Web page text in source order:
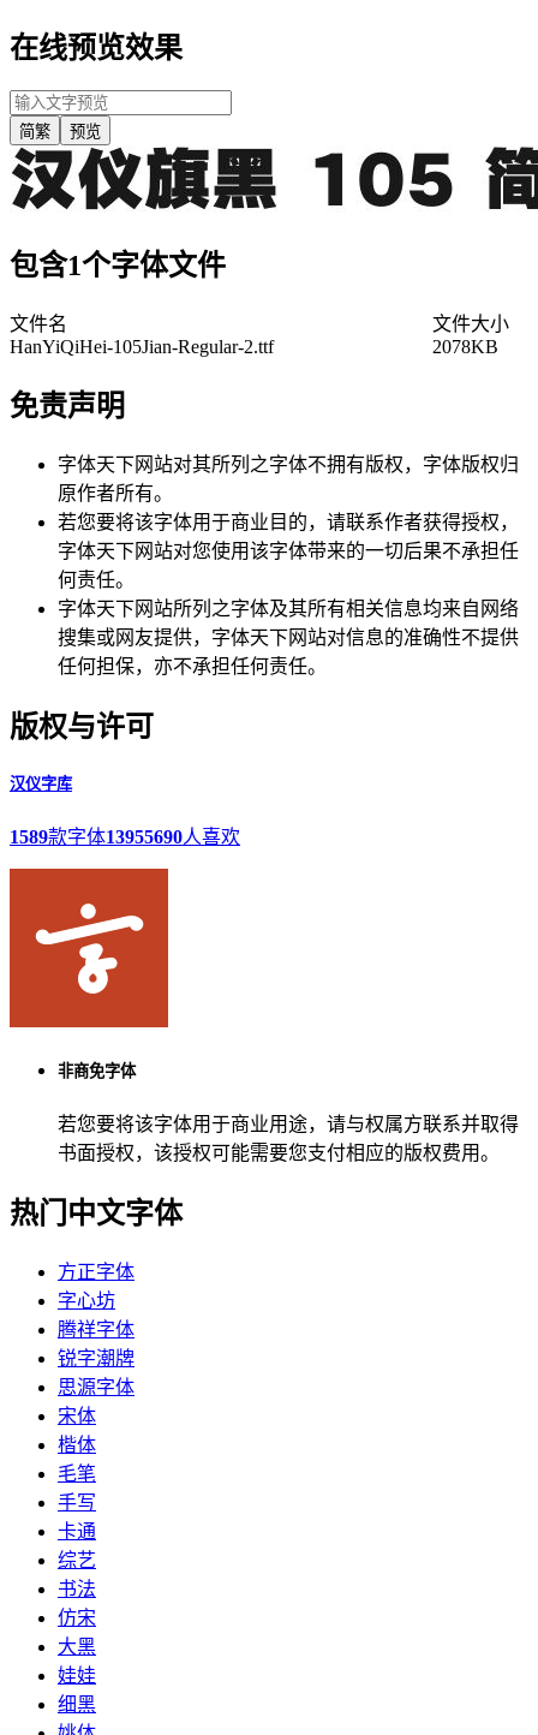
在线预览效果
简繁 预览
包含1个字体文件
文件名
文件大小
HanYiQiHei-105Jian-Regular-2.ttf
2078KB
免责声明
字体天下网站对其所列之字体不拥有版权，字体版权归
原作者所有。
若您要将该字体用于商业目的，请联系作者获得授权，
字体天下网站对您使用该字体带来的一切后果不承担任
何责任。
字体天下网站所列之字体及其所有相关信息均来自网络
搜集或网友提供，字体天下网站对信息的准确性不提供
任何担保，亦不承担任何责任。
版权与许可
汉仪字库
1589款字体13955690人喜欢
非商免字体
若您要将该字体用于商业用途，请与权属方联系并取得
书面授权，该授权可能需要您支付相应的版权费用。
热门中文字体
方正字体
字心坊
腾祥字体
锐字潮牌
思源字体
宋体
楷体
毛笔
手写
卡通
综艺
书法
仿宋
大黑
娃娃
细黑